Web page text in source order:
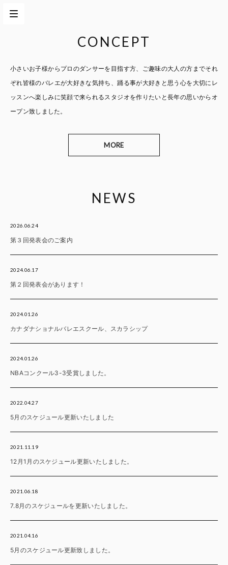
CONCEPT
小さいお子様からプロのダンサーを目指す方、 ご趣味の大人の方までそれ
ぞれ皆様のバレエが大好きな気持ち、踊る事が大好きと思う心を大切に レ
ッスンへ楽しみに笑顔で来られるスタジオを作りたいと長年の思いからオ
ープン致しました。
MORE
NEWS
2026.06.24
第３回発表会のご案内
2024.06.17
第２回発表会があります！
2024.01.26
カナダナショナルバレエスクール、スカラシップ
2024.01.26
NBAコンクール3-3受賞しました。
2022.04.27
5月のスケジュール更新いたしました
2021.11.19
12月1月のスケジュール更新いたしました。
2021.06.18
7.8月のスケジュールを更新いたしました。
2021.04.16
5月のスケジュール更新致しました。